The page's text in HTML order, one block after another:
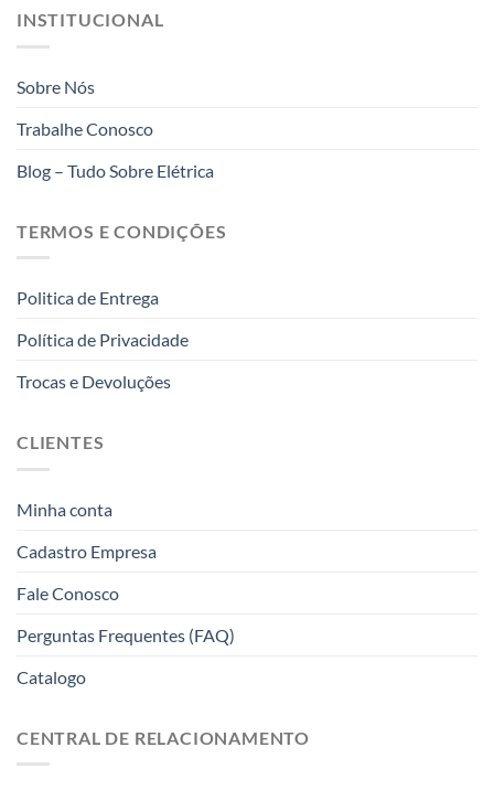
INSTITUCIONAL
Sobre Nós
Trabalhe Conosco
Blog – Tudo Sobre Elétrica
TERMOS E CONDIÇÕES
Politica de Entrega
Política de Privacidade
Trocas e Devoluções
CLIENTES
Minha conta
Cadastro Empresa
Fale Conosco
Perguntas Frequentes (FAQ)
Catalogo
CENTRAL DE RELACIONAMENTO